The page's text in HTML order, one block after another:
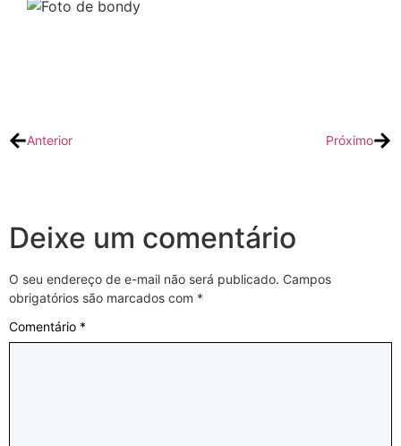
Anterior Próximo
Deixe um comentário
O seu endereço de e-mail não será publicado. Campos
obrigatórios são marcados com *
Comentário *